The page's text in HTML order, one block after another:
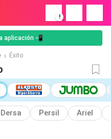
!
aplicación 📲
Éxito
Dersa Persil Ariel